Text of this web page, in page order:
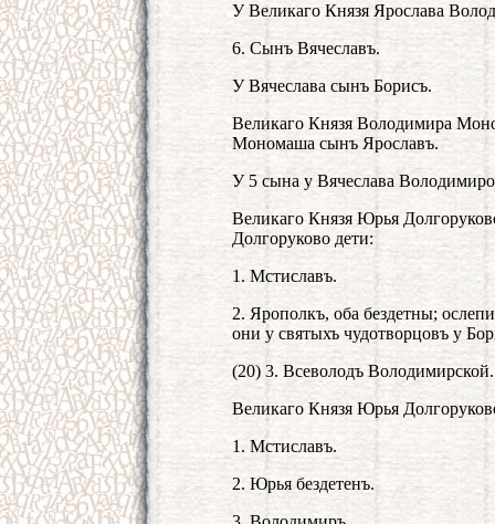
У Великаго Князя Ярослава
6. Сынъ Вячеславъ.
У Вячеслава сынъ Борисъ.
Великаго Князя Володимира
Мономаша сынъ Ярославъ.
У 5 сына у Вячеслава
Великаго Князя Юрья
Долгоруково дети:
1. Мстиславъ.
2. Ярополкъ, оба бездетны;
они у святыхъ чудотворцовъ у
(20) 3. Всеволодъ Володимирской.
Великаго Князя Юрья
1. Мстиславъ.
2. Юрья бездетенъ.